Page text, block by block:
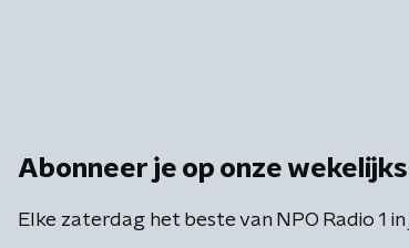
Abonneer je op onze
Elke zaterdag het beste van NPO Radio 1